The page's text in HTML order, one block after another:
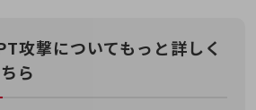
攻撃についてもっと詳しく
ら